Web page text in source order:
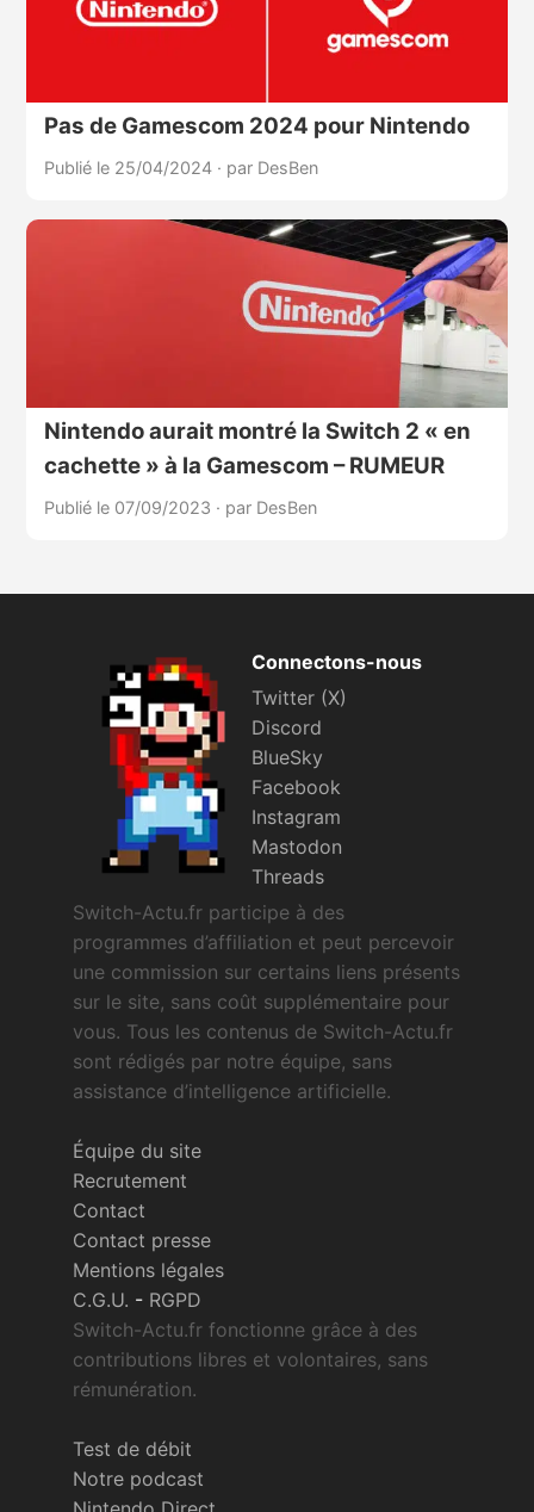
Pas de Gamescom 2024 pour Nintendo
Publié le 25/04/2024 · par DesBen
Nintendo aurait montré la Switch 2 « en
cachette » à la Gamescom – RUMEUR
Publié le 07/09/2023 · par DesBen
Connectons-nous
Twitter (X)
Discord
BlueSky
Facebook
Instagram
Mastodon
Threads
Switch-Actu.fr participe à des
programmes d’affiliation et peut percevoir
une commission sur certains liens présents
sur le site, sans coût supplémentaire pour
vous. Tous les contenus de Switch-Actu.fr
sont rédigés par notre équipe, sans
assistance d’intelligence artificielle.
Équipe du site
Recrutement
Contact
Contact presse
Mentions légales
C.G.U. - RGPD
Switch-Actu.fr fonctionne grâce à des
contributions libres et volontaires, sans
rémunération.
Test de débit
Notre podcast